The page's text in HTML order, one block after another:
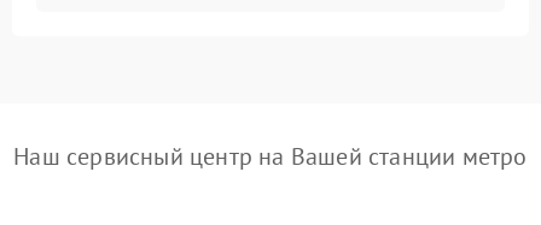
Наш сервисный центр на Вашей станции метро